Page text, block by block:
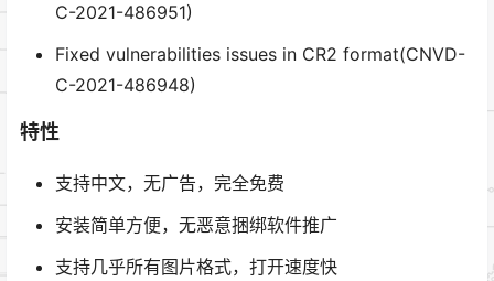
C-2021-486951)
Fixed vulnerabilities issues in CR2 format(CNVD-
C-2021-486948)
特性
支持中文，无广告，完全免费
安装简单方便，无恶意捆绑软件推广
支持几乎所有图片格式，打开速度快